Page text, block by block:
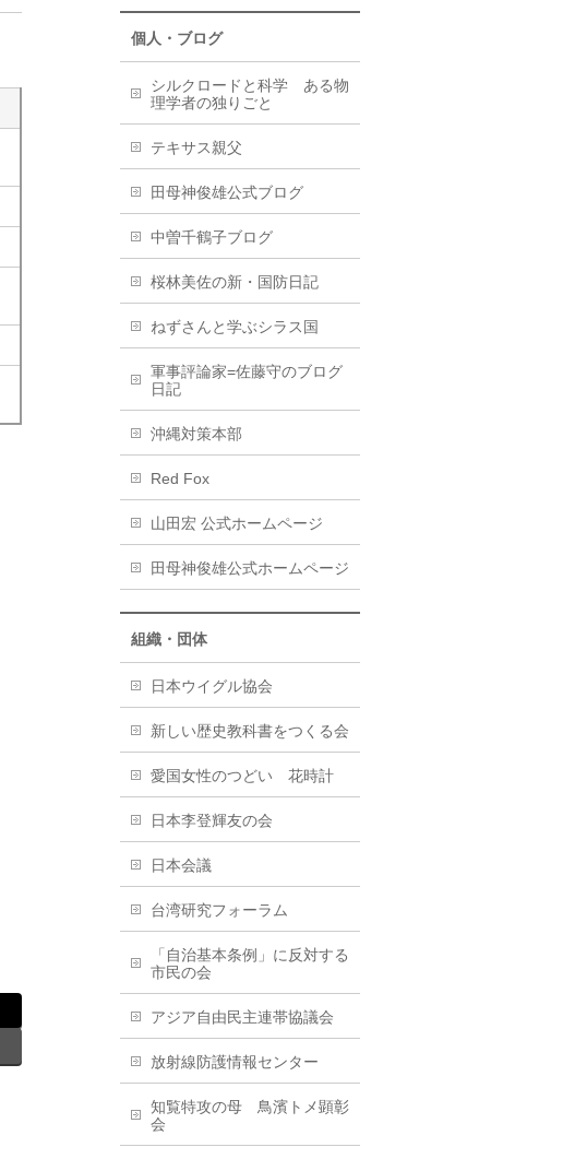
個人・ブログ
シルクロードと科学 ある物
理学者の独りごと
テキサス親父
田母神俊雄公式ブログ
中曽千鶴子ブログ
桜林美佐の新・国防日記
ねずさんと学ぶシラス国
軍事評論家=佐藤守のブログ
日記
沖縄対策本部
Red Fox
山田宏 公式ホームページ
田母神俊雄公式ホームページ
組織・団体
日本ウイグル協会
新しい歴史教科書をつくる会
愛国女性のつどい 花時計
日本李登輝友の会
日本会議
台湾研究フォーラム
「自治基本条例」に反対する
市民の会
アジア自由民主連帯協議会
放射線防護情報センター
知覧特攻の母 鳥濱トメ顕彰
会